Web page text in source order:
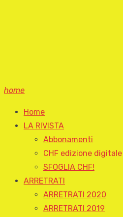
home
Home
LA RIVISTA
Abbonamenti
CHF edizione digitale
SFOGLIA CHF!
ARRETRATI
ARRETRATI 2020
ARRETRATI 2019